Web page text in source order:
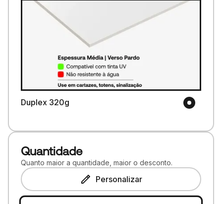
Duplex 320g
Quantidade
Quanto maior a quantidade, maior o desconto.
Personalizar